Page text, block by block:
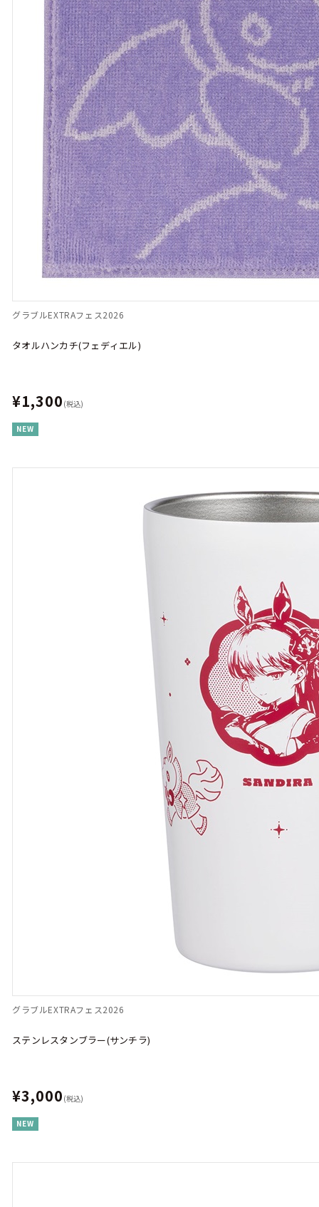
グラブルEXTRAフェス2026
タオルハンカチ(フェディエル)
¥1,300 (税込)
NEW
グラブルEXTRAフェス2026
ステンレスタンブラー(サンチラ)
¥3,000 (税込)
NEW